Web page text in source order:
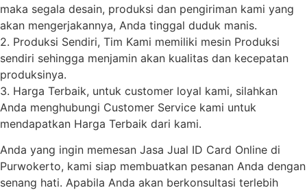
maka segala desain, produksi dan pengiriman kami yang
akan mengerjakannya, Anda tinggal duduk manis.
2. Produksi Sendiri, Tim Kami memiliki mesin Produksi
sendiri sehingga menjamin akan kualitas dan kecepatan
produksinya.
3. Harga Terbaik, untuk customer loyal kami, silahkan
Anda menghubungi Customer Service kami untuk
mendapatkan Harga Terbaik dari kami.
Anda yang ingin memesan Jasa Jual ID Card Online di
Purwokerto, kami siap membuatkan pesanan Anda dengan
senang hati. Apabila Anda akan berkonsultasi terlebih